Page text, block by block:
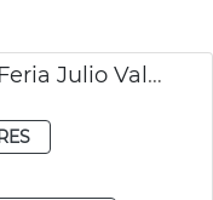
Balance Concerts Vivers Feria Julio València 2026